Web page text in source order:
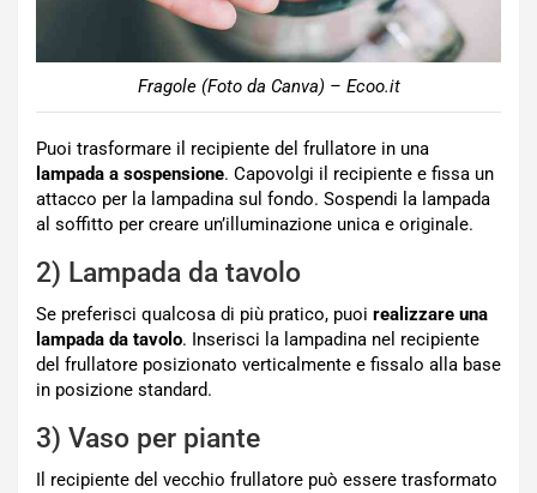
Fragole (Foto da Canva) – Ecoo.it
Puoi trasformare il recipiente del frullatore in una
lampada a sospensione. Capovolgi il recipiente e fissa un
attacco per la lampadina sul fondo. Sospendi la lampada
al soffitto per creare un’illuminazione unica e originale.
2) Lampada da tavolo
Se preferisci qualcosa di più pratico, puoi realizzare una
lampada da tavolo. Inserisci la lampadina nel recipiente
del frullatore posizionato verticalmente e fissalo alla base
in posizione standard.
3) Vaso per piante
Il recipiente del vecchio frullatore può essere trasformato